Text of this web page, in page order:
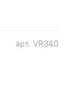
арт. VR340